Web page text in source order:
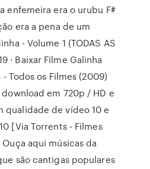
enfemeira era o urubu F#
era a pena de um
- Volume 1 (TODAS AS
· Baixar Filme Galinha
Todos os Filmes (2009)
em 720p / HD e
qualidade de vídeo 10 e
[Via Torrents - Filmes
aqui músicas da
são cantigas populares